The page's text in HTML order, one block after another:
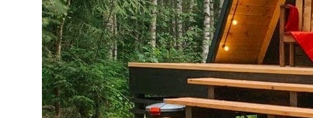
Треугольный домик 45 кв.м
Треугольный домик с ванной у окна 55 кв.м
Домики